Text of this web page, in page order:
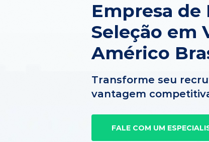
Empresa
Seleção em
Américo
Transforme seu
vantagem
FALE COM UM